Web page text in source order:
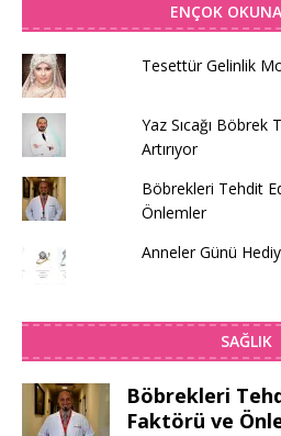
ENÇOK
Tesettür Gelinlik
Yaz Sıcağı Böbrek
Artırıyor
Böbrekleri Tehdit
Önlemler
Anneler Günü
SAĞLIK
Böbrekleri
Faktörü ve